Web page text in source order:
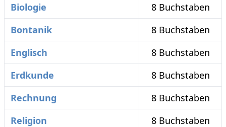
Biologie
8 Buchstaben
Bontanik
8 Buchstaben
Englisch
8 Buchstaben
Erdkunde
8 Buchstaben
Rechnung
8 Buchstaben
Religion
8 Buchstaben